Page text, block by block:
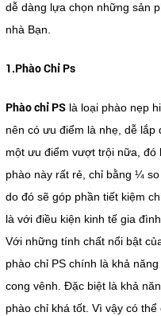
dễ dàng lựa chọn những sản
nhà Bạn.
1.Phào Chỉ Ps
Phào chỉ PSlà loại phào nẹp
nên có ưu điểm là nhẹ, dễ lắp
một ưu điểm vượt trội nữa, đó
phào này rất rẻ, chỉ bằng ¼
do đó sẽ góp phần tiết kiệm
là với điều kiện kinh tế gia
Với những tính chất nổi bật
phào chỉ PS chính là khả
cong vênh. Đặc biệt là khả
phào chỉ khá tốt. Vì vậy có